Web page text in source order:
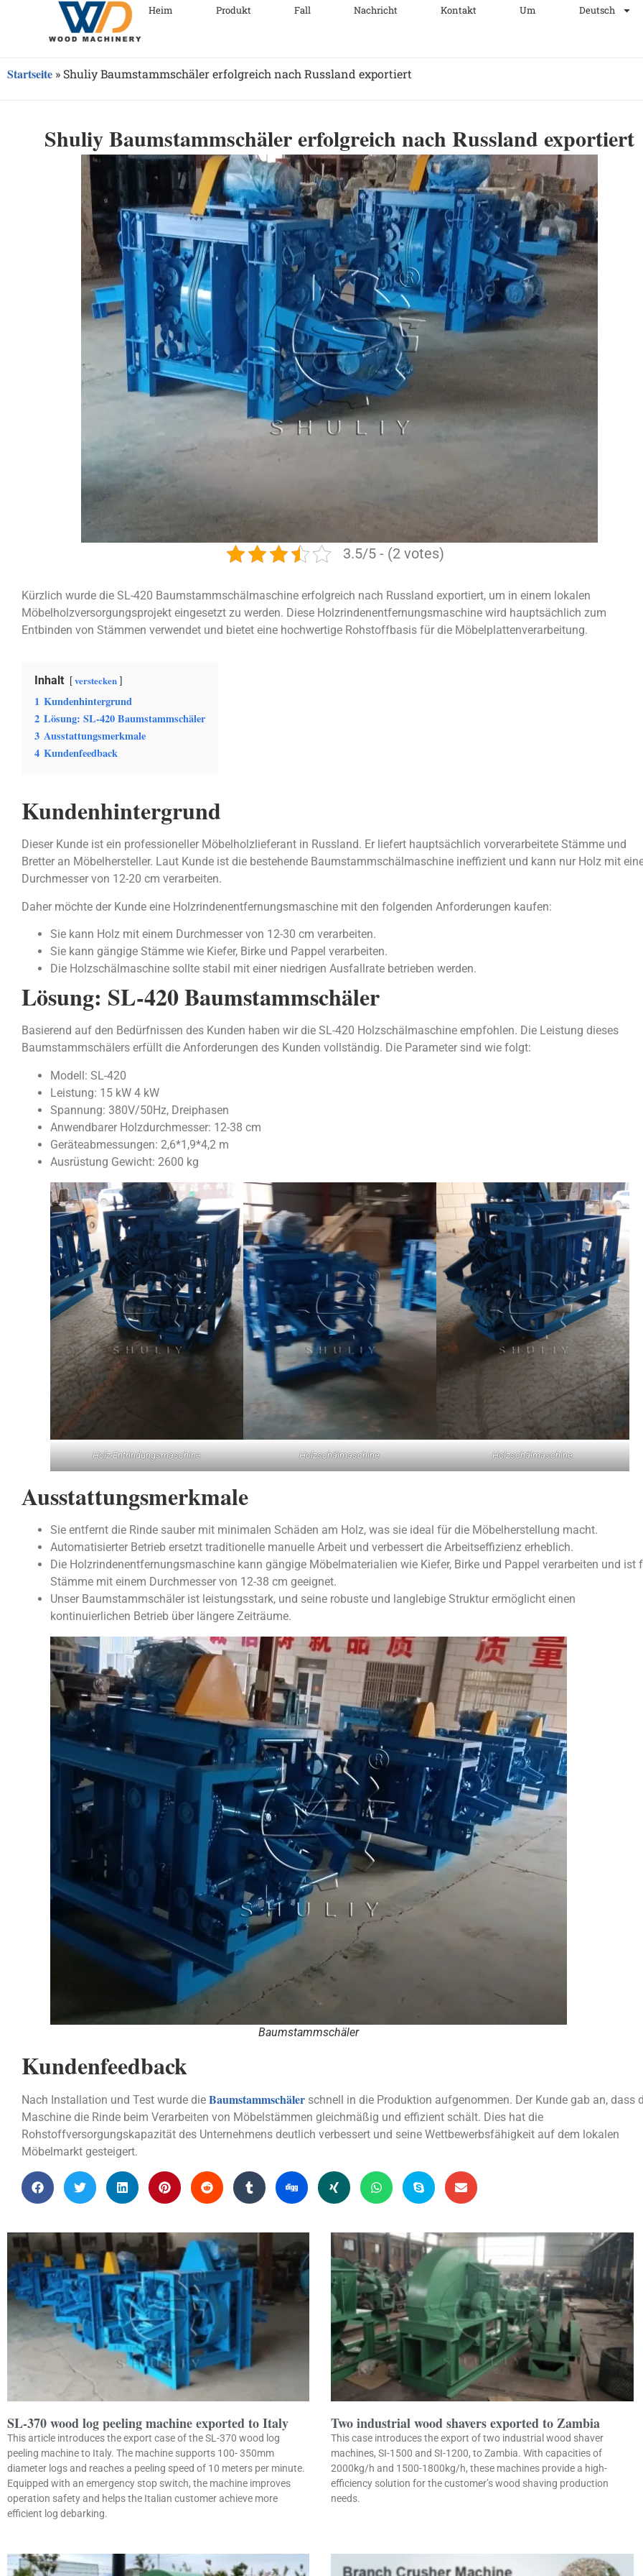
Heim Produkt Fall Nachricht Kontakt Um Deutsch
Startseite » Shuliy Baumstammschäler erfolgreich nach Russland exportiert
Shuliy Baumstammschäler erfolgreich nach Russland exportiert
3.5/5 - (2 votes)
Kürzlich wurde die SL-420 Baumstammschälmaschine erfolgreich nach Russland exportiert, um in einem lokalen
Möbelholzversorgungsprojekt eingesetzt zu werden. Diese Holzrindenentfernungsmaschine wird hauptsächlich zum
Entbinden von Stämmen verwendet und bietet eine hochwertige Rohstoffbasis für die Möbelplattenverarbeitung.
Inhalt verstecken
1 Kundenhintergrund
2 Lösung: SL-420 Baumstammschäler
3 Ausstattungsmerkmale
4 Kundenfeedback
Kundenhintergrund
Dieser Kunde ist ein professioneller Möbelholzlieferant in Russland. Er liefert hauptsächlich vorverarbeitete Stämme und
Bretter an Möbelhersteller. Laut Kunde ist die bestehende Baumstammschälmaschine ineffizient und kann nur Holz mit
Durchmesser von 12-20 cm verarbeiten.
Daher möchte der Kunde eine Holzrindenentfernungsmaschine mit den folgenden Anforderungen kaufen:
Sie kann Holz mit einem Durchmesser von 12-30 cm verarbeiten.
Sie kann gängige Stämme wie Kiefer, Birke und Pappel verarbeiten.
Die Holzschälmaschine sollte stabil mit einer niedrigen Ausfallrate betrieben werden.
Lösung: SL-420 Baumstammschäler
Basierend auf den Bedürfnissen des Kunden haben wir die SL-420 Holzschälmaschine empfohlen. Die Leistung dieses
Baumstammschälers erfüllt die Anforderungen des Kunden vollständig. Die Parameter sind wie folgt:
Modell: SL-420
Leistung: 15 kW 4 kW
Spannung: 380V/50Hz, Dreiphasen
Anwendbarer Holzdurchmesser: 12-38 cm
Geräteabmessungen: 2,6*1,9*4,2 m
Ausrüstung Gewicht: 2600 kg
Holz-Entrindungsmaschine Holzschälmaschine Holzschälmaschine
Ausstattungsmerkmale
Sie entfernt die Rinde sauber mit minimalen Schäden am Holz, was sie ideal für die Möbelherstellung macht.
Automatisierter Betrieb ersetzt traditionelle manuelle Arbeit und verbessert die Arbeitseffizienz erheblich.
Die Holzrindenentfernungsmaschine kann gängige Möbelmaterialien wie Kiefer, Birke und Pappel verarbeiten und ist
Stämme mit einem Durchmesser von 12-38 cm geeignet.
Unser Baumstammschäler ist leistungsstark, und seine robuste und langlebige Struktur ermöglicht einen
kontinuierlichen Betrieb über längere Zeiträume.
Baumstammschäler
Kundenfeedback
Nach Installation und Test wurde die Baumstammschäler schnell in die Produktion aufgenommen. Der Kunde gab an, dass
Maschine die Rinde beim Verarbeiten von Möbelstämmen gleichmäßig und effizient schält. Dies hat die
Rohstoffversorgungskapazität des Unternehmens deutlich verbessert und seine Wettbewerbsfähigkeit auf dem lokalen
Möbelmarkt gesteigert.
SL-370 wood log peeling machine exported to Italy
This article introduces the export case of the SL-370 wood log
peeling machine to Italy. The machine supports 100- 350mm
diameter logs and reaches a peeling speed of 10 meters per minute.
Equipped with an emergency stop switch, the machine improves
operation safety and helps the Italian customer achieve more
efficient log debarking.
Two industrial wood shavers exported to Zambia
This case introduces the export of two industrial wood shaver
machines, SI-1500 and SI-1200, to Zambia. With capacities of
2000kg/h and 1500-1800kg/h, these machines provide a high-
efficiency solution for the customer’s wood shaving production
needs.